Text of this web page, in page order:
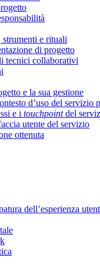
e rituali
di progetto
tecnici collaborativi
e la sua gestione
d’uso del servizio
e i touchpointdel
utente del servizio
ottenuta
dell’esperienza